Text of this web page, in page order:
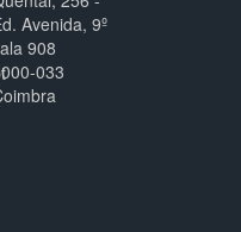
Avenida, 9º
908
033